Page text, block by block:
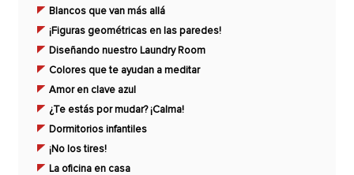
Blancos que van más allá
¡Figuras geométricas en las paredes!
Diseñando nuestro Laundry Room
Colores que te ayudan a meditar
Amor en clave azul
¿Te estás por mudar? ¡Calma!
Dormitorios infantiles
¡No los tires!
La oficina en casa